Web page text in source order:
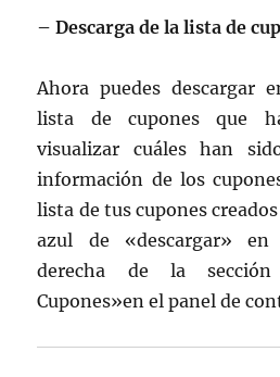
– Descarga de la lista de
Ahora puedes descargar
lista de cupones que
visualizar cuáles han
información de los
lista de tus cupones
azul de «descargar»
derecha de la
Cupones»en el panel de